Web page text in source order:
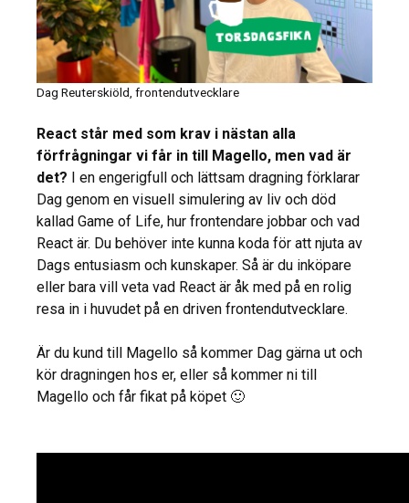
Dag Reuterskiöld, frontendutvecklare
React står med som krav i nästan alla
förfrågningar vi får in till Magello, men vad är
det? I en engerigfull och lättsam dragning förklarar
Dag genom en visuell simulering av liv och död
kallad Game of Life, hur frontendare jobbar och vad
React är. Du behöver inte kunna koda för att njuta av
Dags entusiasm och kunskaper. Så är du inköpare
eller bara vill veta vad React är åk med på en rolig
resa in i huvudet på en driven frontendutvecklare.
Är du kund till Magello så kommer Dag gärna ut och
kör dragningen hos er, eller så kommer ni till
Magello och får fikat på köpet 🙂